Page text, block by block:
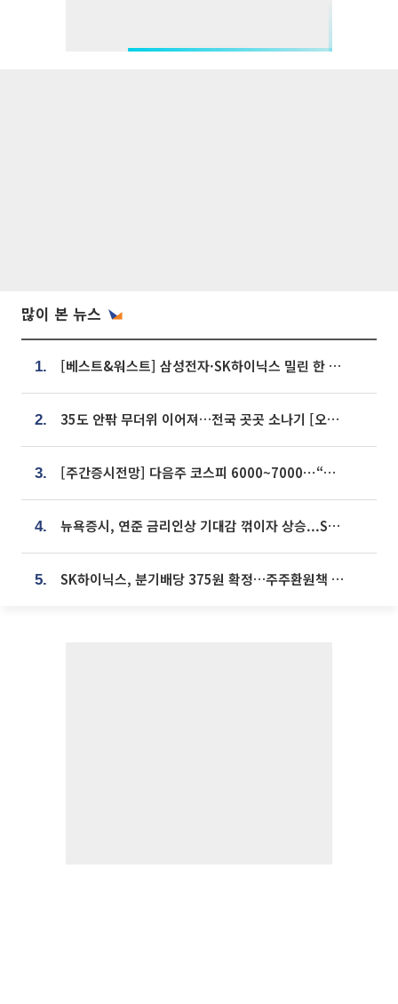
많이 본 뉴스
1. [베스트&워스트] 삼성전자·SK하이닉스 밀린 한 주…상상인증권은 85% 급등
2. 35도 안팎 무더위 이어져…전국 곳곳 소나기 [오늘 날씨]
3. [주간증시전망] 다음주 코스피 6000~7000⋯“外人 수급은 정책이 변수”
4. 뉴욕증시, 연준 금리인상 기대감 꺾이자 상승...S&P500 사상 최고치 [종합]
5. SK하이닉스, 분기배당 375원 확정…주주환원책 9월로 앞당겨 발표